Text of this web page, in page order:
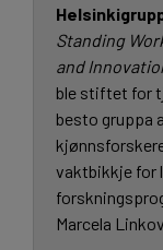
Standing
and
ble stiftet for
besto gruppa
vaktbikkje for
Marcela